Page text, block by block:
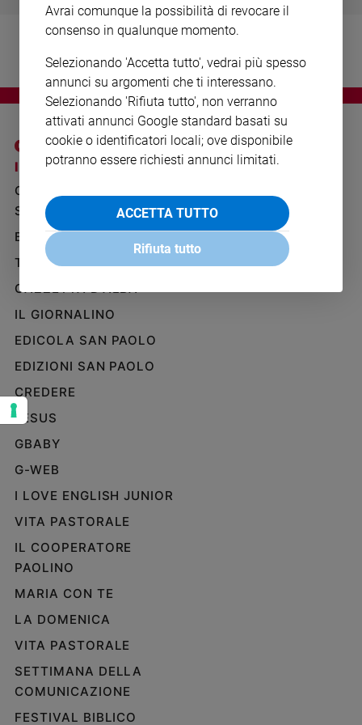
Ambiente
Volontariato
Diritti
Aziende
valore
Caso
settimana
Migranti
Diversità
Costume
e
2026
Cinema,
Tv
streaming
Libri
Famiglia
educazione
Genitori
e
Scuola
I SITI SAN PAOLO
GRUPPO EDITORIALE
SAN PAOLO
BENESSERE
TELENOVA
GAZZETTA D'ALBA
IL GIORNALINO
EDICOLA SAN PAOLO
EDIZIONI SAN PAOLO
CREDERE
JESUS
GBABY
G-WEB
I LOVE ENGLISH JUNIOR
VITA PASTORALE
IL COOPERATORE
PAOLINO
MARIA CON TE
LA DOMENICA
VITA PASTORALE
SETTIMANA DELLA
COMUNICAZIONE
FESTIVAL BIBLICO
NOTE LEGALI
INFORMATIVA
WHISTLEBLOWING
SOCIAL
Avrai comunque la possibilità di revocare il
consenso in qualunque momento.
Selezionando 'Accetta tutto', vedrai più spesso
annunci su argomenti che ti interessano.
Selezionando 'Rifiuta tutto', non verranno
attivati annunci Google standard basati su
cookie o identificatori locali; ove disponibile
potranno essere richiesti annunci limitati.
ACCETTA TUTTO
Rifiuta tutto